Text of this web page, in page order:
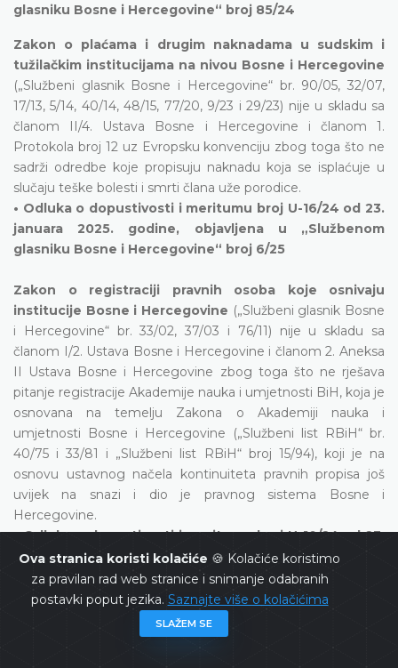
Ova stranica koristi kolačiće 🍪 Kolačiće koristimo
za pravilan rad web stranice i snimanje odabranih
postavki poput jezika. Saznajte više o kolačićima
SLAŽEM SE
glasniku Bosne i Hercegovine“ broj 85/24
Zakon o plaćama i drugim naknadama u sudskim i
tužilačkim institucijama na nivou Bosne i Hercegovine
(„Službeni glasnik Bosne i Hercegovine“ br. 90/05, 32/07,
17/13, 5/14, 40/14, 48/15, 77/20, 9/23 i 29/23) nije u skladu sa
članom II/4. Ustava Bosne i Hercegovine i članom 1.
Protokola broj 12 uz Evropsku konvenciju zbog toga što ne
sadrži odredbe koje propisuju naknadu koja se isplaćuje u
slučaju teške bolesti i smrti člana uže porodice.
• Odluka o dopustivosti i meritumu broj U-16/24 od 23.
januara 2025. godine, objavljena u „Službenom
glasniku Bosne i Hercegovine“ broj 6/25
Zakon o registraciji pravnih osoba koje osnivaju
institucije Bosne i Hercegovine („Službeni glasnik Bosne
i Hercegovine“ br. 33/02, 37/03 i 76/11) nije u skladu sa
članom I/2. Ustava Bosne i Hercegovine i članom 2. Aneksa
II Ustava Bosne i Hercegovine zbog toga što ne rješava
pitanje registracije Akademije nauka i umjetnosti BiH, koja je
osnovana na temelju Zakona o Akademiji nauka i
umjetnosti Bosne i Hercegovine („Službeni list RBiH“ br.
40/75 i 33/81 i „Službeni list RBiH“ broj 15/94), koji je na
osnovu ustavnog načela kontinuiteta pravnih propisa još
uvijek na snazi i dio je pravnog sistema Bosne i
Hercegovine.
• Odluka o dopustivosti i meritumu broj U-10/24 od 23.
januara 2025. godine, objavljena u „Službenom
glasniku Bosne i Hercegovine“ broj 7/25
Imajući u vidu sve posebnosti u vezi s ratnim vojnim
invalidima (kao osjetljivom kategorijom osiguranika) koje su